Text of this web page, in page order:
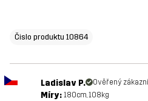
Čislo produktu 10864
Ladislav P. Ověřený
Míry: 180cm, 108kg